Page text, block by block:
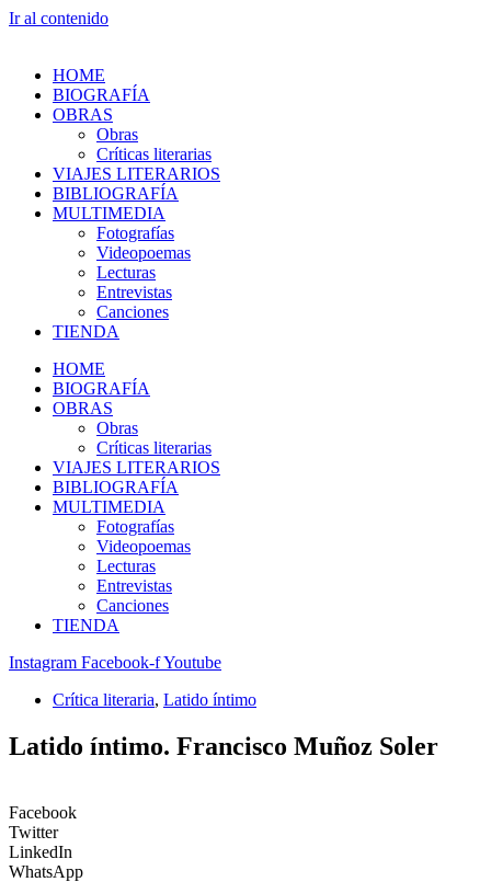
Ir al contenido
HOME
BIOGRAFÍA
OBRAS
Obras
Críticas literarias
VIAJES LITERARIOS
BIBLIOGRAFÍA
MULTIMEDIA
Fotografías
Videopoemas
Lecturas
Entrevistas
Canciones
TIENDA
HOME
BIOGRAFÍA
OBRAS
Obras
Críticas literarias
VIAJES LITERARIOS
BIBLIOGRAFÍA
MULTIMEDIA
Fotografías
Videopoemas
Lecturas
Entrevistas
Canciones
TIENDA
Instagram Facebook-fYoutube
Crítica literaria, Latido íntimo
Latido íntimo. Francisco Muñoz Soler
Facebook
Twitter
LinkedIn
WhatsApp